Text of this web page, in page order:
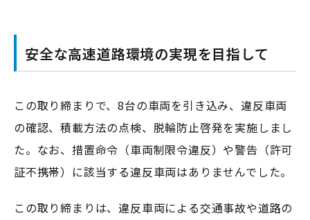
安全な高速道路環境の実現を目指して
この取り締まりで、8台の車両を引き込み、違反車両
の確認、積載方法の点検、脱輪防止啓発を実施しまし
た。なお、措置命令（車両制限令違反）や警告（許可
証不携帯）に該当する違反車両はありませんでした。
この取り締まりは、違反車両による交通事故や道路の